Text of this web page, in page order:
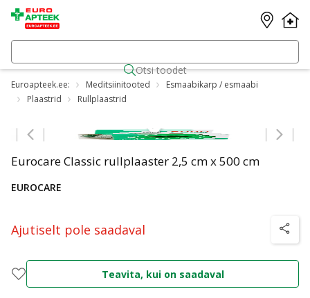
Otsi toodet
Euroapteek.ee: Meditsiinitooted
Esmaabikarp / esmaabi
Plaastrid
Rullplaastrid
Eurocare Classic rullplaaster 2,5 cm x 500 cm
EUROCARE
Ajutiselt pole saadaval nõuanne
Teavita, kui on saadaval